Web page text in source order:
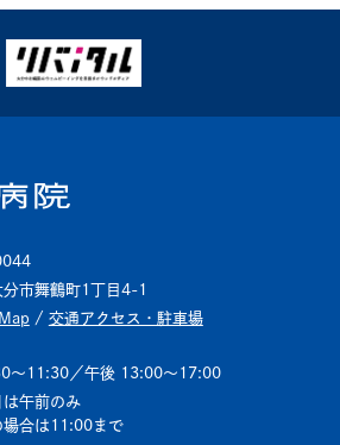
分市舞鶴町1丁目4-1
/ 交通アクセス・駐車場
～11:30／午後 13:00～17:00
は午前のみ
場合は11:00まで